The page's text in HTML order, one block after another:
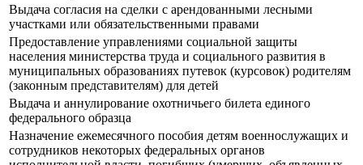
Выдача согласия на сделки с арендованными лесными
участками или обязательственными правами
Предоставление управлениями социальной защиты
населения министерства труда и социального развития в
муниципальных образованиях путевок (курсовок) родителям
(законным представителям) для детей
Выдача и аннулирование охотничьего билета единого
федерального образца
Назначение ежемесячного пособия детям военнослужащих и
сотрудников некоторых федеральных органов